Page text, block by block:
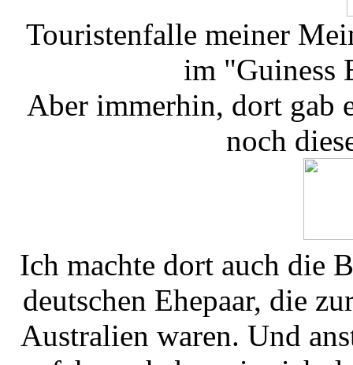
Touristenfalle meiner
im "Guiness
Aber immerhin, dort gab
noch
Ich machte dort auch die
deutschen Ehepaar, die
Australien waren. Und